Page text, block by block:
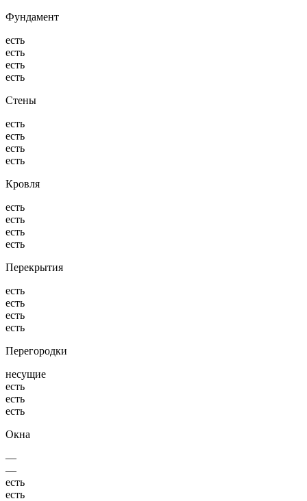
Фундамент
есть
есть
есть
есть
Стены
есть
есть
есть
есть
Кровля
есть
есть
есть
есть
Перекрытия
есть
есть
есть
есть
Перегородки
несущие
есть
есть
есть
Окна
—
—
есть
есть